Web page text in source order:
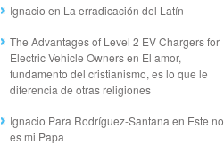
Ignacio en La erradicación del Latín
The Advantages of Level 2 EV Chargers for
Electric Vehicle Ownersen El amor,
fundamento del cristianismo, es lo que le
diferencia de otras religiones
Ignacio Para Rodríguez-Santana en Este no
es mi Papa